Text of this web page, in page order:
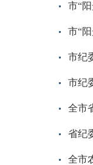
市“
市“
市纪
市纪
全市
省纪
全市